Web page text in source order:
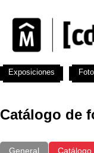
Catálogo de
General
Exposiciones